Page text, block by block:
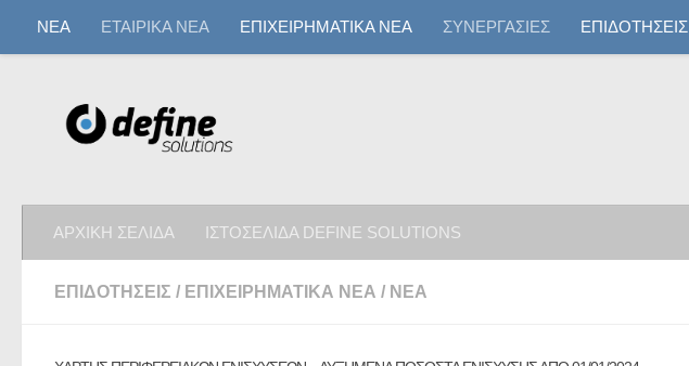
ΝΕΑ ΕΤΑΙΡΙΚΑ ΝΕΑ ΕΠΙΧΕΙΡΗΜΑΤΙΚΑ ΝΕΑ ΣΥΝΕΡΓΑΣΙΕΣ ΕΠΙΔΟΤΗΣΕΙΣ
ΑΡΧΙΚΗ ΣΕΛΙΔΑ ΙΣΤΟΣΕΛΙΔΑ DEFINE SOLUTIONS
ΕΠΙΔΟΤΗΣΕΙΣ / ΕΠΙΧΕΙΡΗΜΑΤΙΚΑ ΝΕΑ / ΝΕΑ